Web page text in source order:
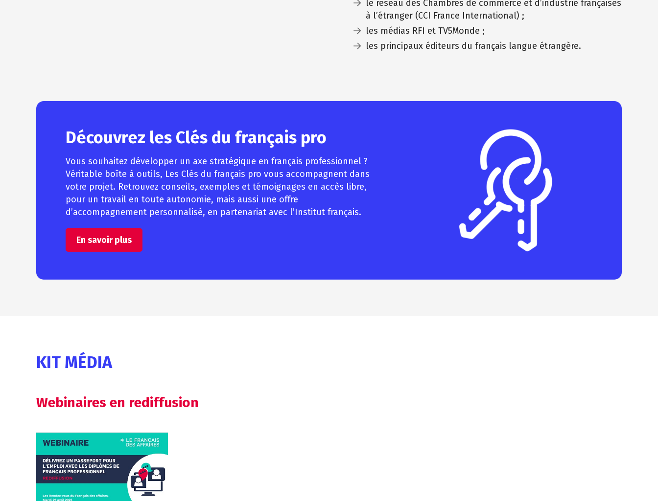
le réseau des Chambres de commerce et d’industrie françaises
à l’étranger (CCI France International) ;
les médias RFI et TV5Monde ;
les principaux éditeurs du français langue étrangère.
Découvrez les Clés du français pro
Vous souhaitez développer un axe stratégique en français professionnel ?
Véritable boîte à outils, Les Clés du français pro vous accompagnent dans
votre projet. Retrouvez conseils, exemples et témoignages en accès libre,
pour un travail en toute autonomie, mais aussi une offre
d’accompagnement personnalisé, en partenariat avec l’Institut français.
En savoir plus
KIT MÉDIA
Webinaires en rediffusion